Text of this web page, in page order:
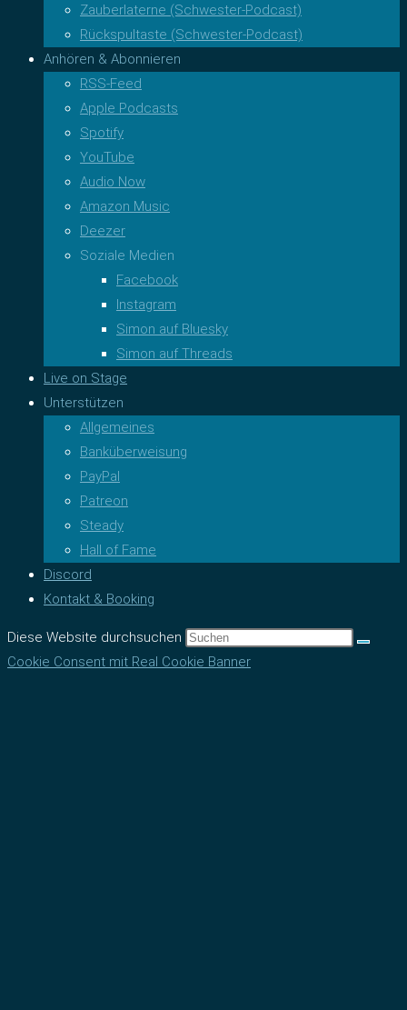
Zauberlaterne (Schwester-Podcast)
Rückspultaste (Schwester-Podcast)
Anhören & Abonnieren
RSS-Feed
Apple Podcasts
Spotify
YouTube
Audio Now
Amazon Music
Deezer
Soziale Medien
Facebook
Instagram
Simon auf Bluesky
Simon auf Threads
Live on Stage
Unterstützen
Allgemeines
Banküberweisung
PayPal
Patreon
Steady
Hall of Fame
Discord
Kontakt & Booking
Diese Website durchsuchen
Cookie Consent mit Real Cookie Banner